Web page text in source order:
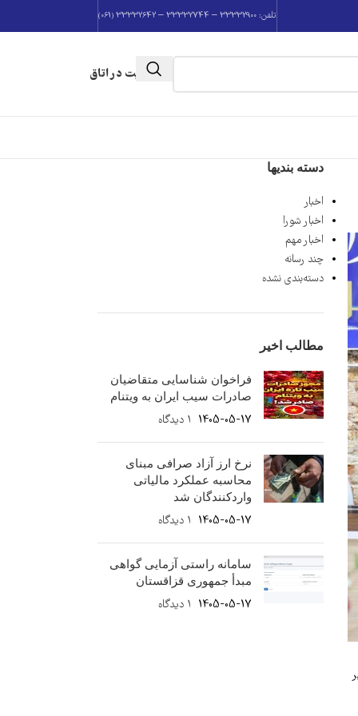
تلفن: 33332900 – 33332744 – 33332642 (061)
عضویت در اتاق
دسته بندیها
اخبار
اخبار شورا
اخبار مهم
چند رسانه
دسته‌بندی نشده
مطالب اخیر
فراخوان شناسایی متقاضیان
صادرات سیب ایران به ویتنام
1405-05-17 ۱ دیدگاه
نرخ ارز آزاد صرافی مبنای
محاسبه عملکرد مالیاتی
واردکنندگان شد
1405-05-17 ۱ دیدگاه
سامانه راستی آزمایی گواهی
مبدأ جمهوری قزاقستان
1405-05-17 ۱ دیدگاه